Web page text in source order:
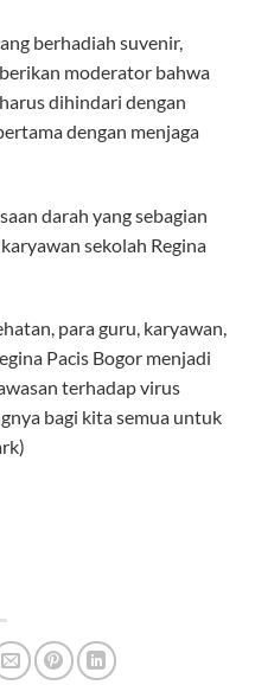
berhadiah suvenir,
moderator bahwa
dihindari dengan
dengan menjaga
darah yang sebagian
sekolah Regina
para guru, karyawan,
Pacis Bogor menjadi
terhadap virus
bagi kita semua untuk